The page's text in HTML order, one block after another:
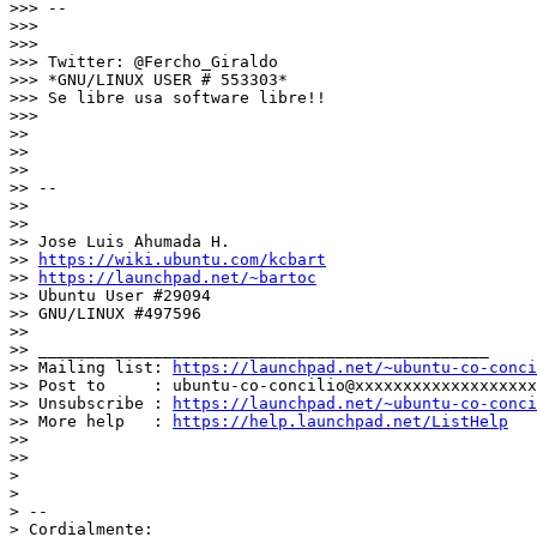
>>> --
>>>
>>>
>>> Twitter: @Fercho_Giraldo
>>> *GNU/LINUX USER # 553303*
>>> Se libre usa software libre!!
>>>
>>
>>
>>
>> --
>>
>>
>> Jose Luis Ahumada H.
>>
https://wiki.ubuntu.com/kcbart
>>
https://launchpad.net/~bartoc
>> Ubuntu User #29094
>> GNU/LINUX #497596
>>
>> _______________________________________________
>> Mailing list:
https://launchpad.net/~ubuntu-co-
>> Post to     : ubuntu-co-concilio@xxxxxxxxxxxxxxxxxxx
>> Unsubscribe :
https://launchpad.net/~ubuntu-co-
>> More help   :
https://help.launchpad.net/ListHelp
>>
>>
>
>
> --
> Cordialmente: